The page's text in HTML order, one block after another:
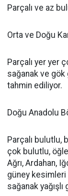
Parçalı ve az
Orta ve Doğu
Parçalı yer yer
sağanak ve gök
tahmin ediliyor.
Doğu Anadolu
Parçalı bulutlu,
çok bulutlu,
Ağrı, Ardahan,
güney
sağanak